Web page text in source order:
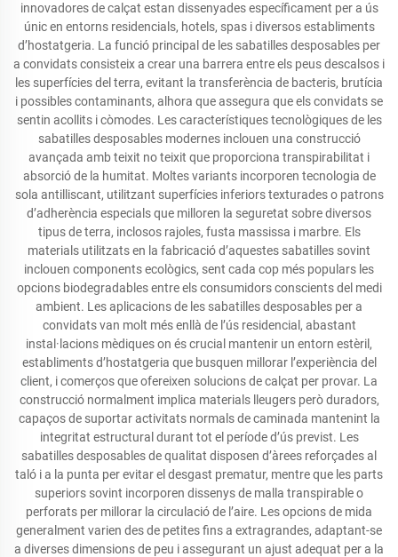
innovadores de calçat estan dissenyades específicament per a ús
únic en entorns residencials, hotels, spas i diversos establiments
d’hostatgeria. La funció principal de les sabatilles desposables per
a convidats consisteix a crear una barrera entre els peus descalsos i
les superfícies del terra, evitant la transferència de bacteris, brutícia
i possibles contaminants, alhora que assegura que els convidats se
sentin acollits i còmodes. Les característiques tecnològiques de les
sabatilles desposables modernes inclouen una construcció
avançada amb teixit no teixit que proporciona transpirabilitat i
absorció de la humitat. Moltes variants incorporen tecnologia de
sola antilliscant, utilitzant superfícies inferiors texturades o patrons
d’adherència especials que milloren la seguretat sobre diversos
tipus de terra, inclosos rajoles, fusta massissa i marbre. Els
materials utilitzats en la fabricació d’aquestes sabatilles sovint
inclouen components ecològics, sent cada cop més populars les
opcions biodegradables entre els consumidors conscients del medi
ambient. Les aplicacions de les sabatilles desposables per a
convidats van molt més enllà de l’ús residencial, abastant
instal·lacions mèdiques on és crucial mantenir un entorn estèril,
establiments d’hostatgeria que busquen millorar l’experiència del
client, i comerços que ofereixen solucions de calçat per provar. La
construcció normalment implica materials lleugers però duradors,
capaços de suportar activitats normals de caminada mantenint la
integritat estructural durant tot el període d’ús previst. Les
sabatilles desposables de qualitat disposen d’àrees reforçades al
taló i a la punta per evitar el desgast prematur, mentre que les parts
superiors sovint incorporen dissenys de malla transpirable o
perforats per millorar la circulació de l’aire. Les opcions de mida
generalment varien des de petites fins a extragrandes, adaptant-se
a diverses dimensions de peu i assegurant un ajust adequat per a la